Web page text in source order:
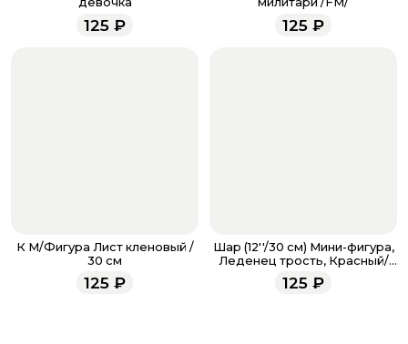
менеджеры работают ежедневно с 9.00 до 23.00 и
всегда рады проконсультировать вас.
125 ₽ 125 ₽
К М/Фигура Лист кленовый /
30 см
125 ₽
Шар (12''/30 см) Мини-фигура,
Леденец трость, Красный/
Зеленый
125 ₽